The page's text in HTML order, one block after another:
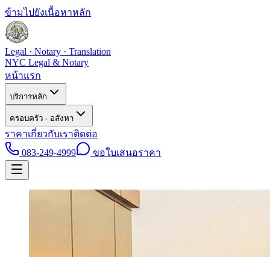
ข้ามไปยังเนื้อหาหลัก
Legal · Notary · Translation
NYC Legal & Notary
หน้าแรก
บริการหลัก
ครอบครัว · อสังหา
ราคาเกี่ยวกับเราติดต่อ
083-249-4999
ขอใบเสนอราคา